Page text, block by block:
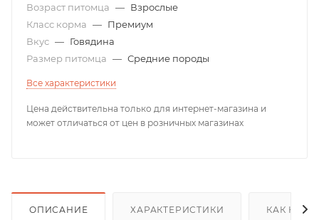
Возраст питомца — Взрослые
Класс корма — Премиум
Вкус — Говядина
Размер питомца — Средние породы
Все характеристики
Цена действительна только для интернет-магазина и
может отличаться от цен в розничных магазинах
ОПИСАНИЕ ХАРАКТЕРИСТИКИ КАК